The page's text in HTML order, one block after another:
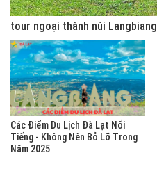
tour ngoại thành núi Langbiang
Các Điểm Du Lịch Đà Lạt Nổi
Tiếng - Không Nên Bỏ Lỡ Trong
Năm 2025